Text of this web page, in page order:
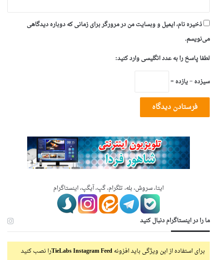
ذخیره نام، ایمیل و وبسایت من در مرورگر برای زمانی که دوباره دیدگاهی
می‌نویسم.
لطفا پاسخ را به عدد انگلیسی وارد کنید:
سیزده − یازده =
ایتا، سروش، بله، تلگرام، گپ، آیگپ، اینستاگرام
ما را در اینستاگرام دنبال کنید
برای استفاده از این ویژگی باید افزونهTieLabs Instagram Feedرا نصب کنید